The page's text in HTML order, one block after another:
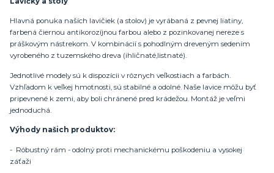
Hlavná ponuka naších lavičiek (a stolov) je vyrábaná z pevnej liatiny,
farbená čiernou antikorozíjnou farbou alebo z pozinkovanej nereze s
práškovým nástrekom. V kombinácií s pohodlným dreveným sedením
vyrobeného z tuzemského dreva (ihličnaté,listnaté).
Jednotlivé modely sú k dispozícii v rôznych veľkostiach a farbách.
Vzhľadom k veľkej hmotnosti, sú stabilné a odolné. Naše lavice môžu byť
pripevnené k zemi, aby boli chránené pred krádežou. Montáž je veľmi
jednoduchá.
Výhody našich produktov:
- Róbustný rám - odolný proti mechanickému poškodeniu a vysokej
záťaži